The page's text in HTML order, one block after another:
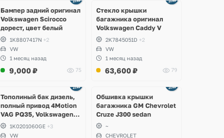
Бампер задний оригинал
Volkswagen Scirocco
дорест, цвет белый
1K8807417N +2
VW
1 месяц назад
9,000 ₽ 75
Стекло крышки
багажника оригинал
Volkswagen Caddy V
2K7845051D +2
VW
1 месяц назад
63,600 ₽ 79
Тополиный бак дизель,
полный привод 4Motion
VAG PQ35, Volkswagen
Scirocco, Golf V, VI,
Skoda Yeti, Octavia A5,
1K0201060GE +3
VW
Обшивка крышки
багажника GM Chevrolet
Cruze J300 sedan
~
CHEVROLET